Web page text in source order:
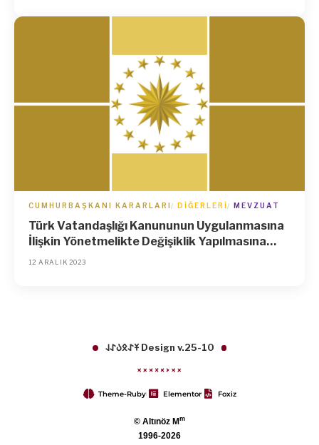
CUMHURBAŞKANI KARARLARI DIĞERLERI MEVZUAT
Türk Vatandaşlığı Kanununun Uygulanmasına
İlişkin Yönetmelikte Değişiklik Yapılmasına
Dair Yönetmelik (Karar Sayısı: 7938)
12 ARALIK 2023
𐱁𐰀𐰋𐰉𐰀𐰞 Design v.25-10
Theme-Ruby Elementor Foxiz
© Altınöz Mm
1996-2026